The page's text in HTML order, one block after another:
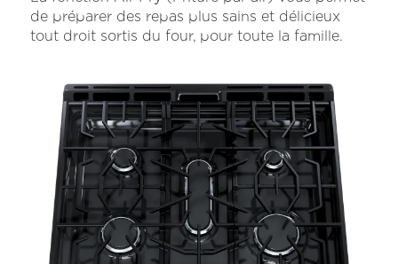
de préparer des repas plus sains et délicieux
tout droit sortis du four, pour toute la famille.